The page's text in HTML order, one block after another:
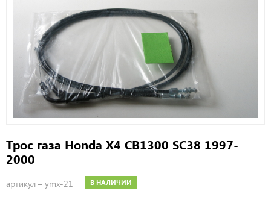
Трос газа Honda X4 CB1300 SC38 1997-
2000
артикул – ymx-21 В НАЛИЧИИ